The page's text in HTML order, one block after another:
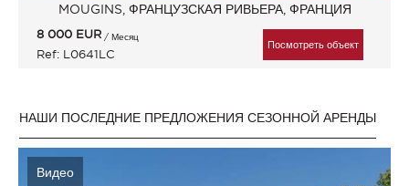
MOUGINS, ФРАНЦУЗСКАЯ РИВЬЕРА, ФРАНЦИЯ
8 000 EUR / Месяц
Ref: L0641LC
Посмотреть объект
НАШИ ПОСЛЕДНИЕ ПРЕДЛОЖЕНИЯ СЕЗОННОЙ АРЕНДЫ
Видео